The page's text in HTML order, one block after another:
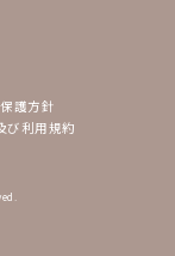
護方針
び利用規約